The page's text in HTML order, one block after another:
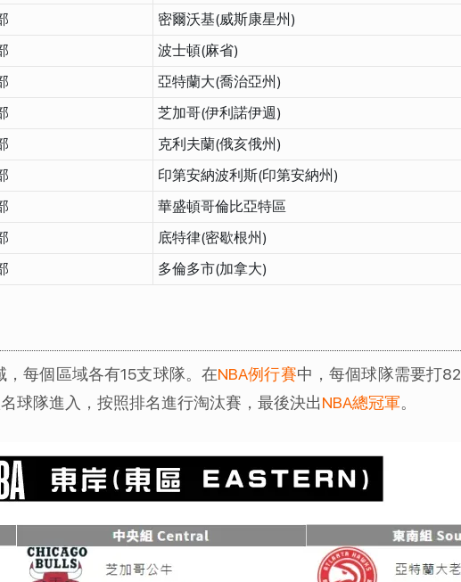
密爾沃基(威斯康星州)
波士頓(麻省)
亞特蘭大(喬治亞州)
芝加哥(伊利諾伊週)
克利夫蘭(俄亥俄州)
印第安納波利斯(印第安納州)
華盛頓哥倫比亞特區
底特律(密歇根州)
多倫多市(加拿大)
每個區域各有15支球隊。在NBA例行賽中，每個球隊需要打
球隊進入，按照排名進行淘汰賽，最後決出NBA總冠軍。